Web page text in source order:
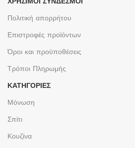
Πολιτική απορρήτου
Επιστροφές προϊόντων
Όροι και προϋποθέσεις
Τρόποι Πληρωμής
ΚΑΤΗΓΟΡΙΕΣ
Μόνωση
Σπίτι
Κουζίνα